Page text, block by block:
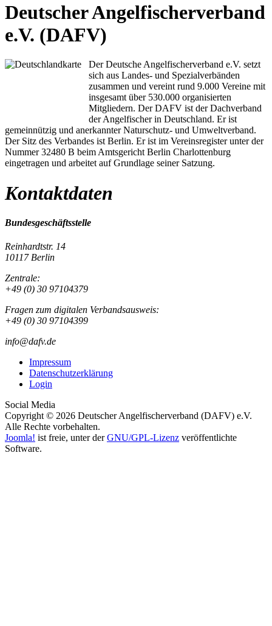
Deutscher Angelfischerverband
e.V. (DAFV)
Der Deutsche Angelfischerverband e.V. setzt
sich aus Landes- und Spezialverbänden
zusammen und vereint rund 9.000 Vereine mit
insgesamt über 530.000 organisierten
Mitgliedern. Der DAFV ist der Dachverband
der Angelfischer in Deutschland. Er ist
gemeinnützig und anerkannter Naturschutz- und Umweltverband.
Der Sitz des Verbandes ist Berlin. Er ist im Vereinsregister unter der
Nummer 32480 B beim Amtsgericht Berlin Charlottenburg
eingetragen und arbeitet auf Grundlage seiner Satzung.
Kontaktdaten
Bundesgeschäftsstelle
Reinhardtstr. 14
10117 Berlin
Zentrale:
+49 (0) 30 97104379
Fragen zum digitalen Verbandsausweis:
+49 (0) 30 97104399
info@dafv.de
Impressum
Datenschutzerklärung
Login
Social Media
Copyright © 2026 Deutscher Angelfischerverband (DAFV) e.V.
Alle Rechte vorbehalten.
Joomla! ist freie, unter derGNU/GPL-Lizenz veröffentlichte
Software.